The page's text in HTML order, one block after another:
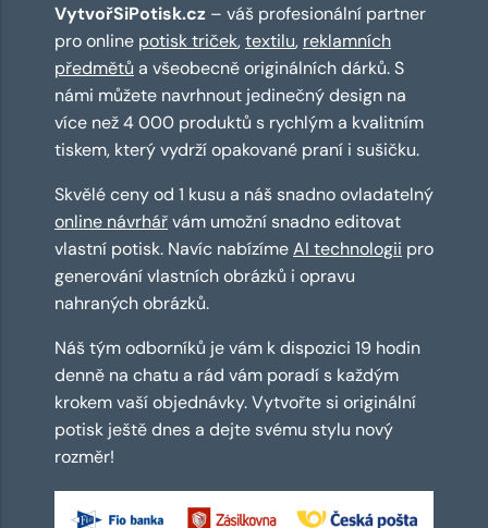
VytvořSiPotisk.cz – váš profesionální partner
pro online potisk triček,textilu, reklamních
předmětů a všeobecně originálních dárků. S
námi můžete navrhnout jedinečný design na
více než 4 000 produktů s rychlým a kvalitním
tiskem, který vydrží opakované praní i sušičku.
Skvělé ceny od 1 kusu a náš snadno ovladatelný
online návrhářvám umožní snadno editovat
vlastní potisk. Navíc nabízímeAI technologii pro
generování vlastních obrázků i opravu
nahraných obrázků.
Náš tým odborníků je vám k dispozici 19 hodin
denně na chatu a rád vám poradí s každým
krokem vaší objednávky. Vytvořte si originální
potisk ještě dnes a dejte svému stylu nový
rozměr!